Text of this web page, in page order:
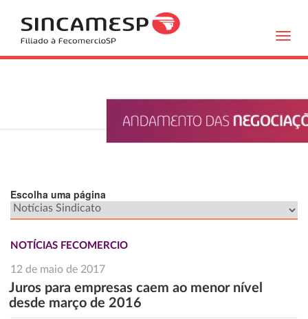
Escolha uma página
NOTÍCIAS FECOMERCIO
12 de maio de 2017
Juros para empresas caem ao menor nível
desde março de 2016